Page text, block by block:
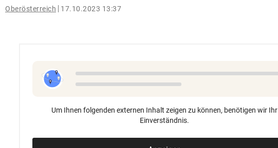
Oberösterreich 17.10.2023 13:37
Um Ihnen folgenden externen Inhalt zeigen zu können, benötigen wir Ihr
Einverständnis.